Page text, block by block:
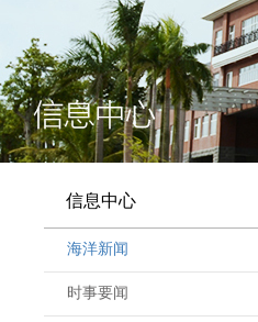
信息中心
海洋新闻
时事要闻